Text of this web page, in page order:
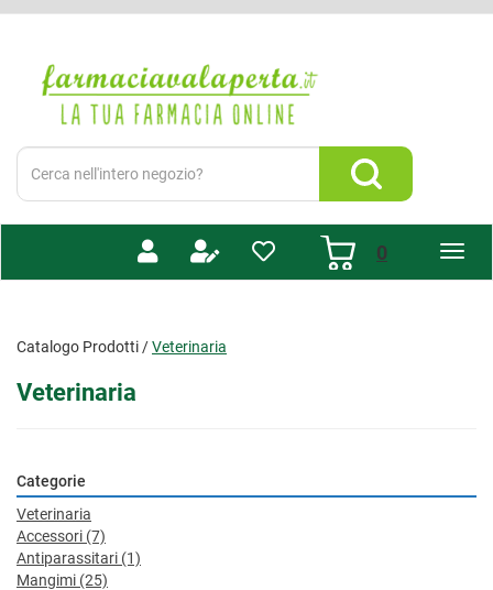
principale
Valaperta
Cerca
Prodotto
Cerca Prodotto
0prodotti
Catalogo Prodotti /Veterinaria
Veterinaria
Categorie
Veterinaria
Accessori (7)
Antiparassitari (1)
Mangimi (25)